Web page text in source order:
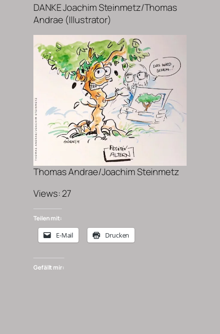
DANKE Joachim Steinmetz/Thomas
Andrae (Illustrator)
Thomas Andrae/Joachim Steinmetz
Views: 27
Teilen mit:
E-Mail Drucken
Gefällt mir: